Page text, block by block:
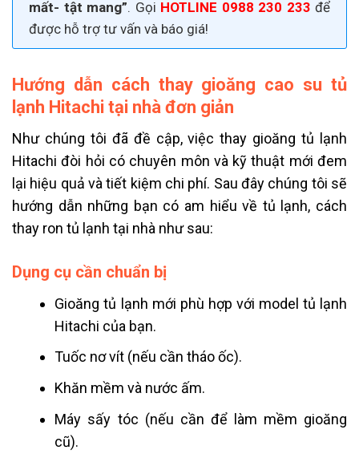
mất- tật mang”. Gọi HOTLINE 0988 230 233 để
được hỗ trợ tư vấn và báo giá!
Hướng dẫn cách thay gioăng cao su tủ
lạnh Hitachi tại nhà đơn giản
Như chúng tôi đã đề cập, việc thay gioăng tủ lạnh
Hitachi đòi hỏi có chuyên môn và kỹ thuật mới đem
lại hiệu quả và tiết kiệm chi phí. Sau đây chúng tôi sẽ
hướng dẫn những bạn có am hiểu về tủ lạnh, cách
thay ron tủ lạnh tại nhà như sau:
Dụng cụ cần chuẩn bị
Gioăng tủ lạnh mới phù hợp với model tủ lạnh
Hitachi của bạn.
Tuốc nơ vít (nếu cần tháo ốc).
Khăn mềm và nước ấm.
Máy sấy tóc (nếu cần để làm mềm gioăng
cũ).